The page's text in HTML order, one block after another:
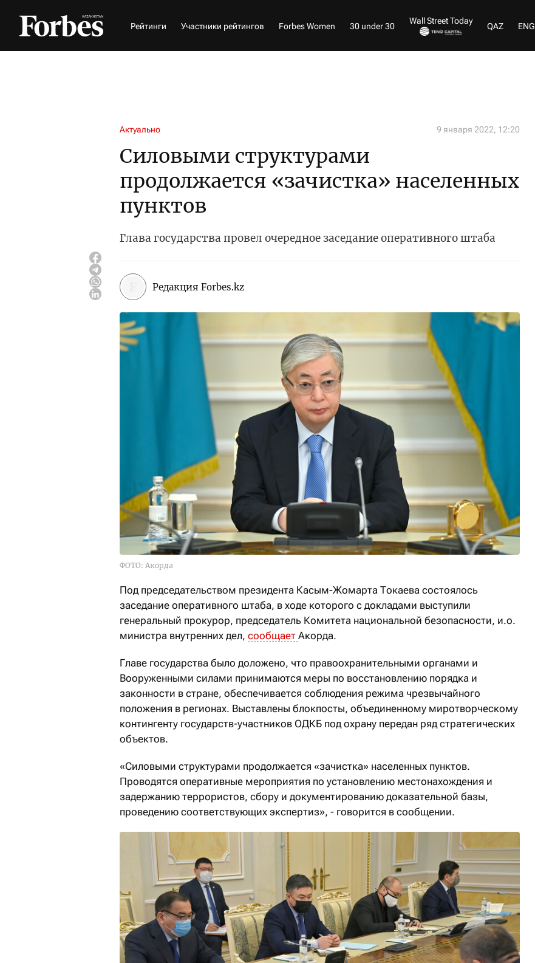
Рейтинги Участники рейтингов Forbes Women 30 under 30
Wall Street Today
QAZ ENG
Актуально 9 января 2022, 12:20
Силовыми структурами
продолжается «зачистка» населенных
пунктов
Глава государства провел очередное заседание оперативного штаба
Редакция Forbes.kz
ФОТО: Акорда
Под председательством президента Касым-Жомарта Токаева состоялось
заседание оперативного штаба, в ходе которого с докладами выступили
генеральный прокурор, председатель Комитета национальной безопасности, и.о.
министра внутренних дел, сообщает Акорда.
Главе государства было доложено, что правоохранительными органами и
Вооруженными силами принимаются меры по восстановлению порядка и
законности в стране, обеспечивается соблюдения режима чрезвычайного
положения в регионах. Выставлены блокпосты, объединенному миротворческому
контингенту государств-участников ОДКБ под охрану передан ряд стратегических
объектов.
«Силовыми структурами продолжается «зачистка» населенных пунктов.
Проводятся оперативные мероприятия по установлению местонахождения и
задержанию террористов, сбору и документированию доказательной базы,
проведению соответствующих экспертиз», - говорится в сообщении.